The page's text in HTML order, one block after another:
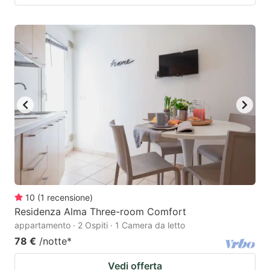
10 (1 recensione)
Residenza Alma Three-room Comfort
appartamento · 2 Ospiti · 1 Camera da letto
78 € /notte*
Vedi offerta